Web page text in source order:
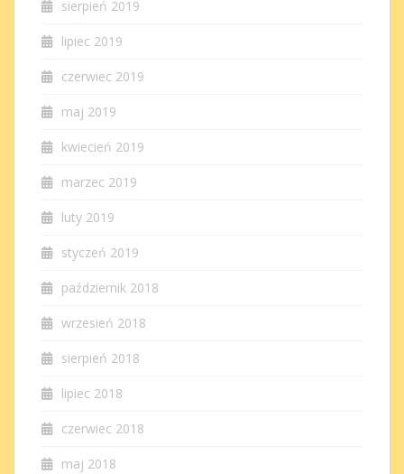
sierpień 2019
lipiec 2019
czerwiec 2019
maj 2019
kwiecień 2019
marzec 2019
luty 2019
styczeń 2019
październik 2018
wrzesień 2018
sierpień 2018
lipiec 2018
czerwiec 2018
maj 2018